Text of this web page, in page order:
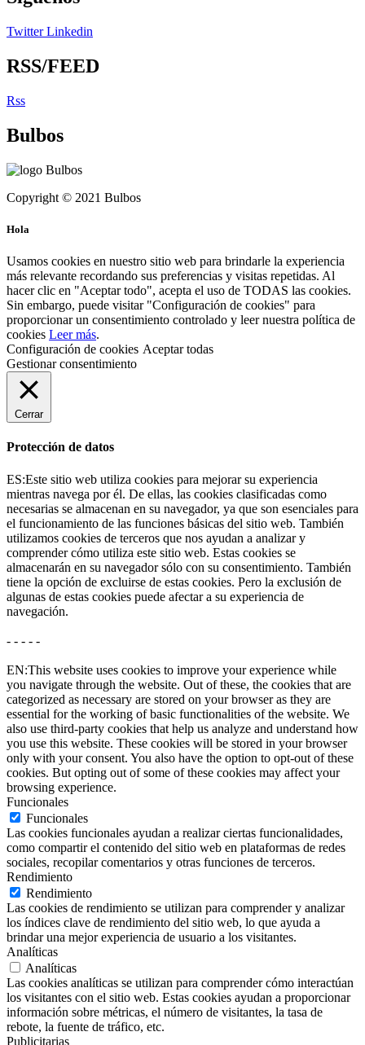
Twitter Linkedin
RSS/FEED
Rss
Bulbos
Copyright © 2021 Bulbos
Hola
Usamos cookies en nuestro sitio web para brindarle la experiencia
más relevante recordando sus preferencias y visitas repetidas. Al
hacer clic en "Aceptar todo", acepta el uso de TODAS las cookies.
Sin embargo, puede visitar "Configuración de cookies" para
proporcionar un consentimiento controlado y leer nuestra política de
cookies Leer más.
Configuración de cookies Aceptar todas
Gestionar consentimiento
Cerrar
Protección de datos
ES:Este sitio web utiliza cookies para mejorar su experiencia
mientras navega por él. De ellas, las cookies clasificadas como
necesarias se almacenan en su navegador, ya que son esenciales para
el funcionamiento de las funciones básicas del sitio web. También
utilizamos cookies de terceros que nos ayudan a analizar y
comprender cómo utiliza este sitio web. Estas cookies se
almacenarán en su navegador sólo con su consentimiento. También
tiene la opción de excluirse de estas cookies. Pero la exclusión de
algunas de estas cookies puede afectar a su experiencia de
navegación.
- - - - -
EN:This website uses cookies to improve your experience while
you navigate through the website. Out of these, the cookies that are
categorized as necessary are stored on your browser as they are
essential for the working of basic functionalities of the website. We
also use third-party cookies that help us analyze and understand how
you use this website. These cookies will be stored in your browser
only with your consent. You also have the option to opt-out of these
cookies. But opting out of some of these cookies may affect your
browsing experience.
Funcionales
Funcionales
Las cookies funcionales ayudan a realizar ciertas funcionalidades,
como compartir el contenido del sitio web en plataformas de redes
sociales, recopilar comentarios y otras funciones de terceros.
Rendimiento
Rendimiento
Las cookies de rendimiento se utilizan para comprender y analizar
los índices clave de rendimiento del sitio web, lo que ayuda a
brindar una mejor experiencia de usuario a los visitantes.
Analíticas
Analíticas
Las cookies analíticas se utilizan para comprender cómo interactúan
los visitantes con el sitio web. Estas cookies ayudan a proporcionar
información sobre métricas, el número de visitantes, la tasa de
rebote, la fuente de tráfico, etc.
Publicitarias